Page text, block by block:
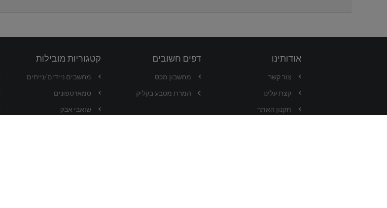
אודותינו
צור קשר
קצת עלינו
תקנון האתר
דפים חשובים
מחשבון מכס
המרת מטבע בקליק
קטגוריות מובילות
מחשבים ניידים/נייחים
סמארטפונים
שואבי אבק